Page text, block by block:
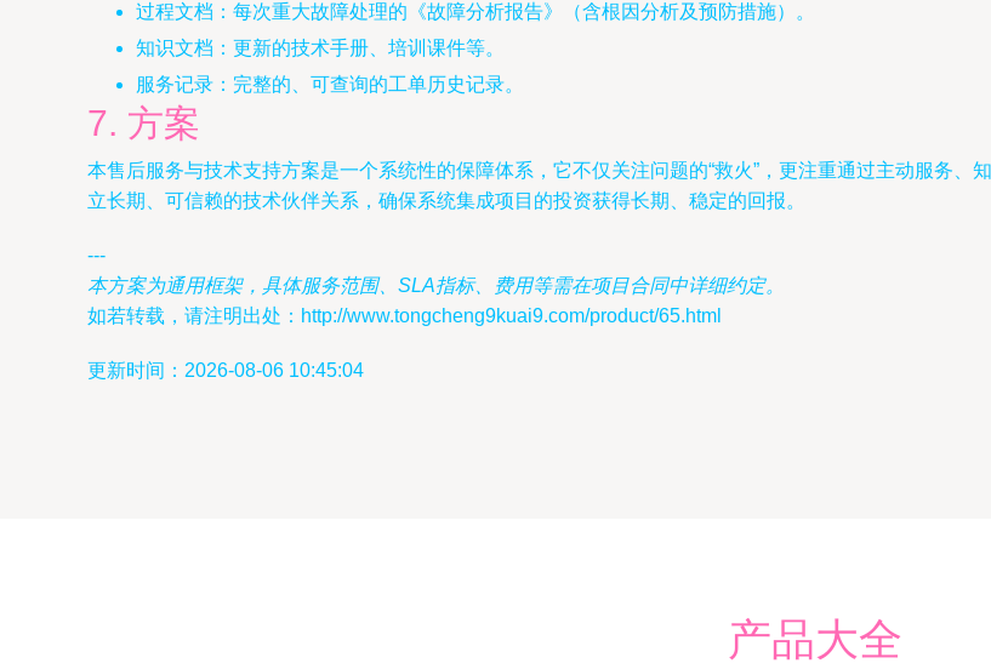
过程文档：每次重大故障处理的《故障分析报告》（含根因分析及预防措施）。
知识文档：更新的技术手册、培训课件等。
服务记录：完整的、可查询的工单历史记录。
7. 方案
本售后服务与技术支持方案是一个系统性的保障体系，它不仅关注问题的“救火”，更注重通过主动服务、
立长期、可信赖的技术伙伴关系，确保系统集成项目的投资获得长期、稳定的回报。
---
本方案为通用框架，具体服务范围、SLA指标、费用等需在项目合同中详细约定。
如若转载，请注明出处：http://www.tongcheng9kuai9.com/product/65.html
更新时间：2026-08-06 10:45:04
产品大全